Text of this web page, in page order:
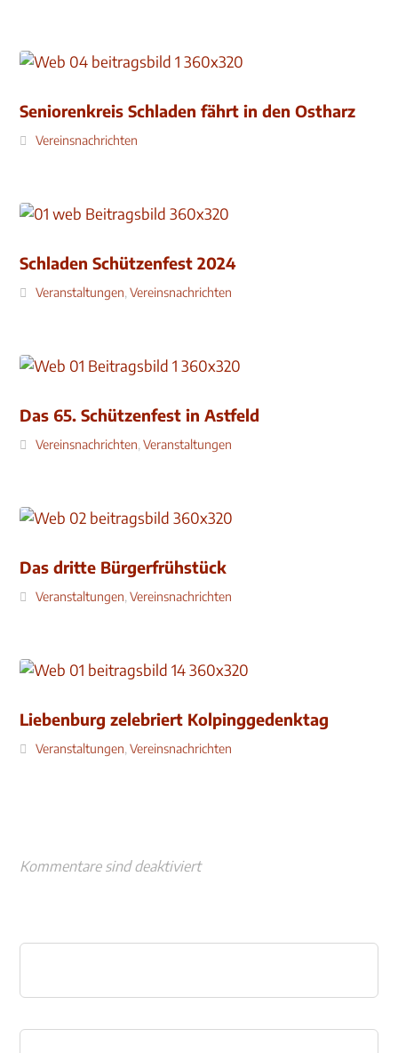
Seniorenkreis Schladen fährt in den Ostharz
Vereinsnachrichten
Schladen Schützenfest 2024
Veranstaltungen,Vereinsnachrichten
Das 65. Schützenfest in Astfeld
Vereinsnachrichten,Veranstaltungen
Das dritte Bürgerfrühstück
Veranstaltungen,Vereinsnachrichten
Liebenburg zelebriert Kolpinggedenktag
Veranstaltungen,Vereinsnachrichten
Kommentare sind deaktiviert